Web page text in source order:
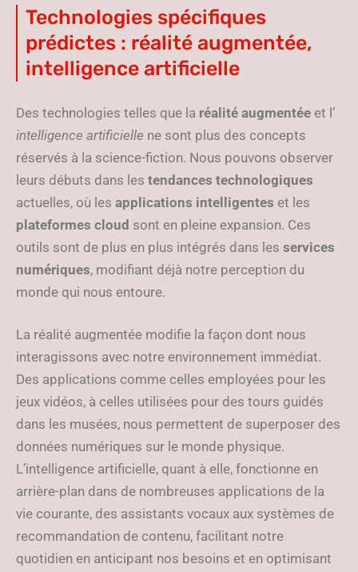
Technologies spécifiques
prédictes : réalité augmentée,
intelligence artificielle
Des technologies telles que la réalité augmentée et l’
intelligence artificielle ne sont plus des concepts
réservés à la science-fiction. Nous pouvons observer
leurs débuts dans les tendances technologiques
actuelles, où les applications intelligentes et les
plateformes cloud sont en pleine expansion. Ces
outils sont de plus en plus intégrés dans les services
numériques, modifiant déjà notre perception du
monde qui nous entoure.
La réalité augmentée modifie la façon dont nous
interagissons avec notre environnement immédiat.
Des applications comme celles employées pour les
jeux vidéos, à celles utilisées pour des tours guidés
dans les musées, nous permettent de superposer des
données numériques sur le monde physique.
L’intelligence artificielle, quant à elle, fonctionne en
arrière-plan dans de nombreuses applications de la
vie courante, des assistants vocaux aux systèmes de
recommandation de contenu, facilitant notre
quotidien en anticipant nos besoins et en optimisant